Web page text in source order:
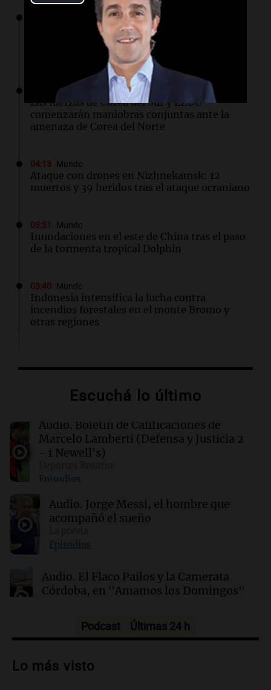
Video
Marcas de ropa buscan conectar con la
Generación Z a través de la reparación de
Mundo
Las fuerzas de Corea del Sur y EEUU
comenzarán maniobras conjuntas ante la
amenaza de Corea del Norte
04:18 Mundo
Ataque con drones en Nizhnekamsk: 12
muertos y 39 heridos tras el ataque ucraniano
03:51 Mundo
Inundaciones en el este de China tras el paso
de la tormenta tropical Dolphin
03:40 Mundo
Indonesia intensifica la lucha contra
incendios forestales en el monte Bromo y
otras regiones
Las nuevas regulaciones chinas sobre IA de
02:32 Mundo
Congreso de EEUU investiga la deportación de
familias de militares en servicio activo
King's Cross: De barrio marginal a centro
neurálgico de la inteligencia artificial
01:31
salud entre vino, cerveza y licores
Escuchá lo último
Audio. Boletín de Calificaciones de
Marcelo Lamberti (Defensa y Justicia 2
- 1 Newell's)
Episodios
Audio. Jorge Messi, el hombre que
acompañó el sueño
Episodios
Audio. El Flaco Pailos y la Camerata
Córdoba, en "Amamos los Domingos"
hablaron de su obra en Cadena 3
Podcast Últimas 24 h
Lo más visto